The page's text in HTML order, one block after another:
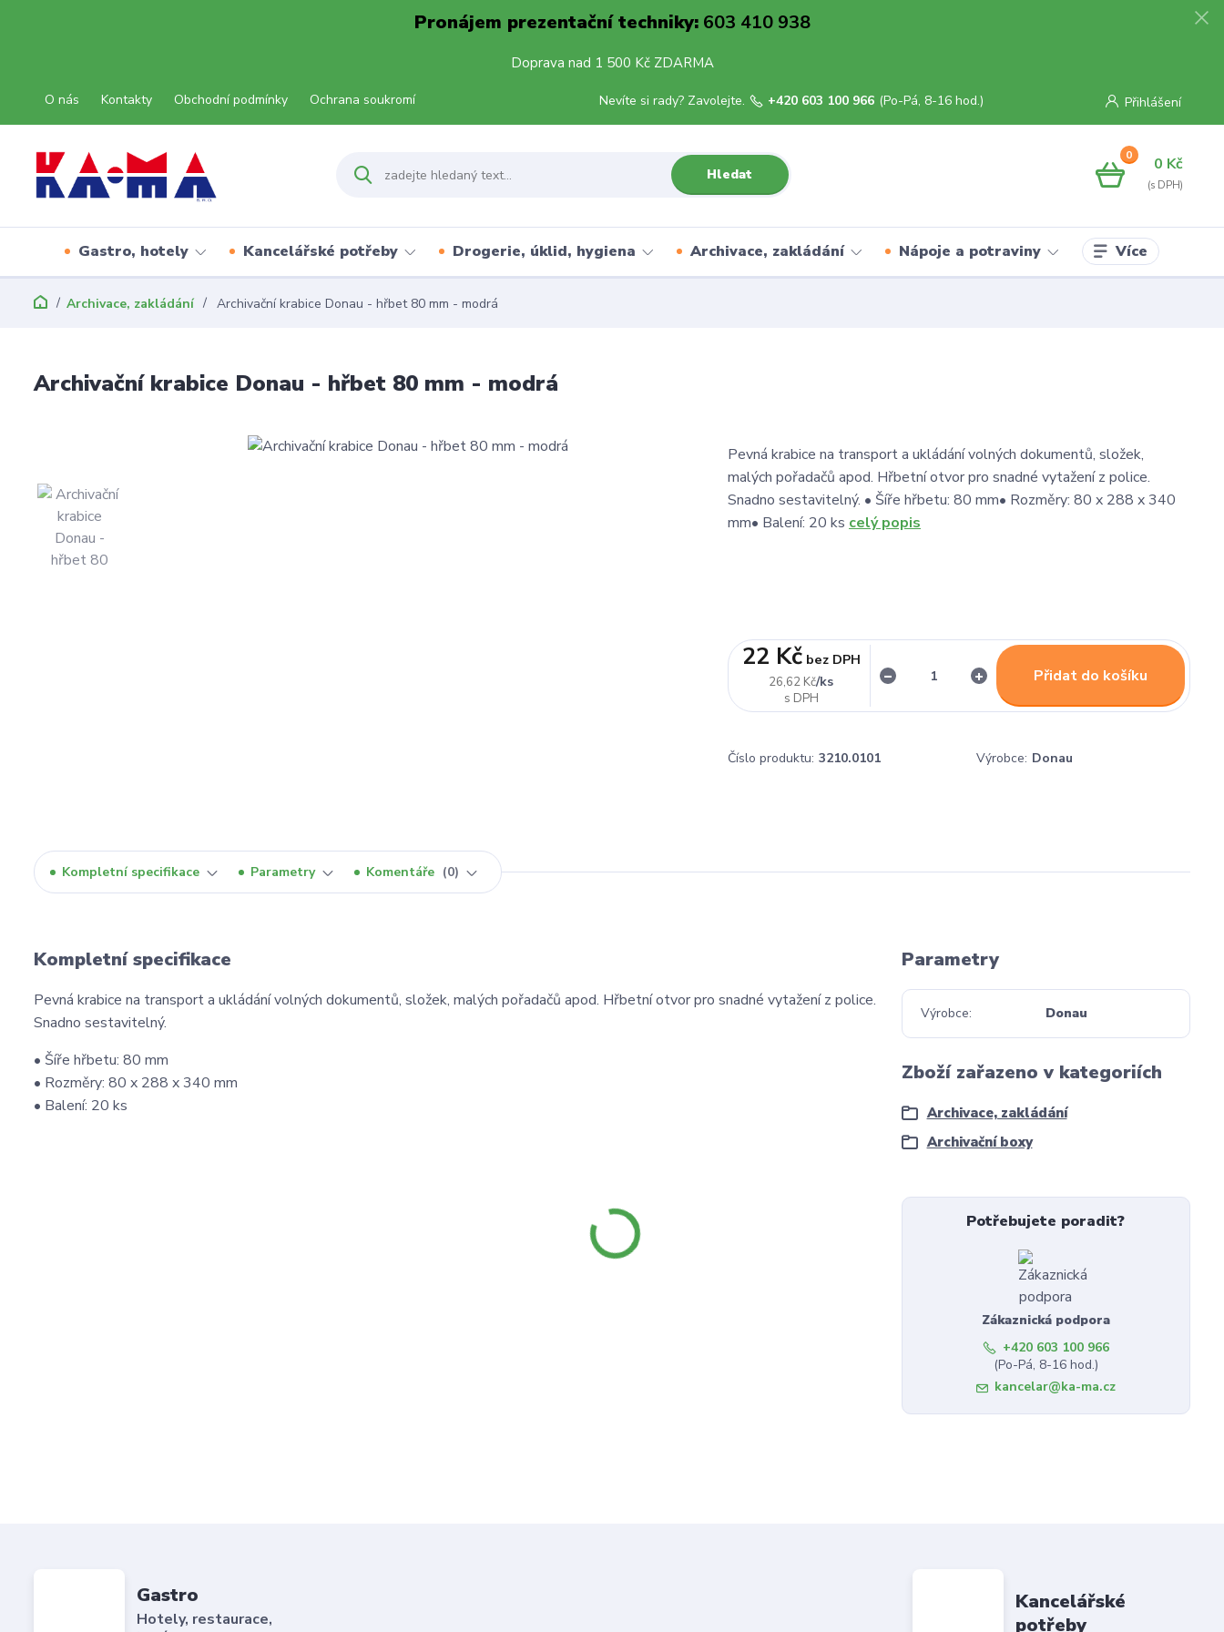
Pronájem prezentační techniky:603 410 938
Doprava nad 1 500 Kč ZDARMA
O nás Kontakty Obchodní podmínky Ochrana soukromí Přihlášení
Hledat
Nevíte si rady? Zavolejte. +420 603 100 966 (Po-Pá, 8-16 hod.)
0 0 Kč
Gastro, hotely Kancelářské potřeby Drogerie, úklid, hygiena Archivace, zakládání Nápoje a potraviny Více
Archivace, zakládání Archivační krabice Donau - hřbet 80 mm - modrá
Archivační krabice Donau - hřbet 80 mm - modrá
Pevná krabice na transport a ukládání volných dokumentů, složek,
malých pořadačů apod. Hřbetní otvor pro snadné vytažení z police.
Snadno sestavitelný. • Šíře hřbetu: 80 mm• Rozměry: 80 x 288 x 340
mm• Balení: 20 ks celý popis
26,62 Kč/ks
22 Kč bez DPH
Přidat do košíku
Číslo produktu: 3210.0101 Výrobce: Donau
Kompletní specifikace Parametry Komentáře 0
Kompletní specifikace
Pevná krabice na transport a ukládání volných dokumentů, složek, malých pořadačů apod. Hřbetní otvor pro snadné vytažení z police.
Snadno sestavitelný.
• Šíře hřbetu: 80 mm
• Rozměry: 80 x 288 x 340 mm
• Balení: 20 ks
Parametry
Výrobce Donau
Zboží zařazeno v kategoriích
Archivace, zakládání
Archivační boxy
Potřebujete poradit?
Zákaznická podpora
+420 603 100 966
(Po-Pá, 8-16 hod.)
kancelar@ka-ma.cz
Gastro
Hotely, restaurace,
Kancelářské
potřeby